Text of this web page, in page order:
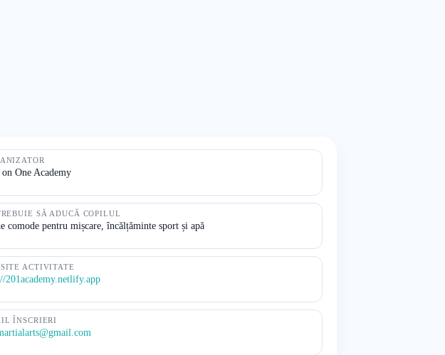
One Academy
SĂ ADUCĂ COPILUL
comode pentru mișcare, încălțăminte sport și apă
ACTIVITATE
201academy.netlify.app
ÎNSCRIERI